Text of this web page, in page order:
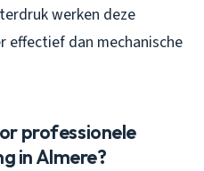
werken deze
effectief dan mechanische
professionele
in Almere?